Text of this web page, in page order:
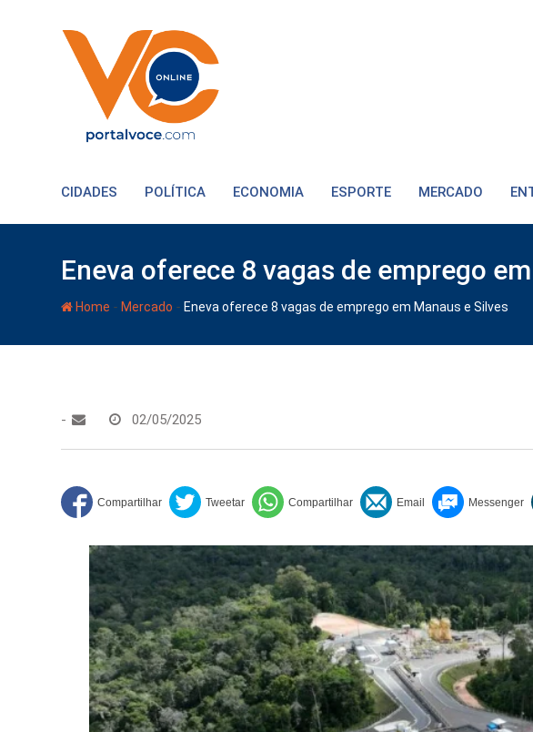
CIDADES POLÍTICA ECONOMIA ESPORTE MERCADO
Eneva oferece 8 vagas de emprego
Home - Mercado - Eneva oferece 8 vagas de emprego em Manaus e Silves
- 02/05/2025